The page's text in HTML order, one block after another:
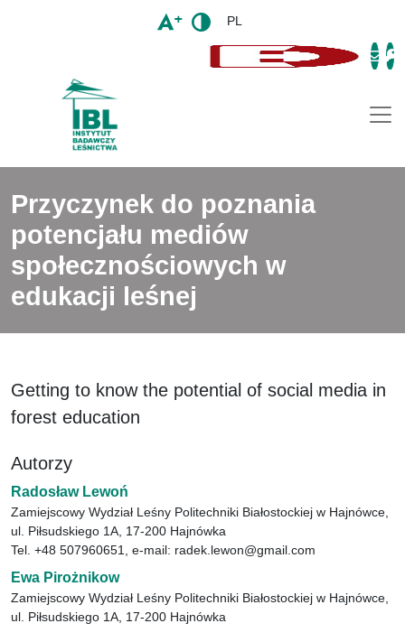
PL
Przyczynek do poznania
potencjału mediów
społecznościowych w
edukacji leśnej
Getting to know the potential of social media in
forest education
Autorzy
Radosław Lewoń
Zamiejscowy Wydział Leśny Politechniki Białostockiej w Hajnówce,
ul. Piłsudskiego 1A, 17-200 Hajnówka
Tel. +48 507960651, e-mail: radek.lewon@gmail.com
Ewa Pirożnikow
Zamiejscowy Wydział Leśny Politechniki Białostockiej w Hajnówce,
ul. Piłsudskiego 1A, 17-200 Hajnówka